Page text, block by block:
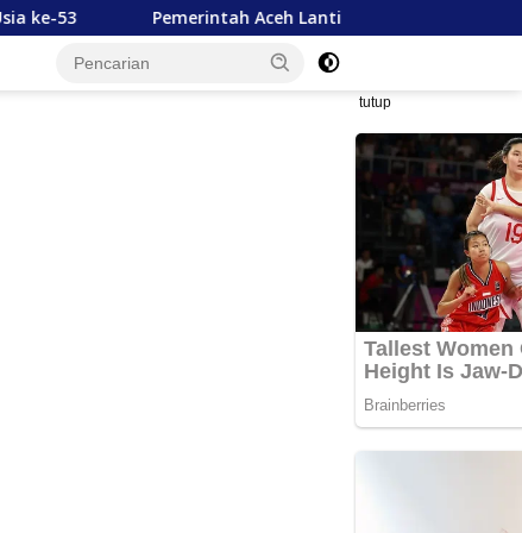
Pemerintah Aceh Lantik 228 ASN Baru untuk 22 SKPA
tutup